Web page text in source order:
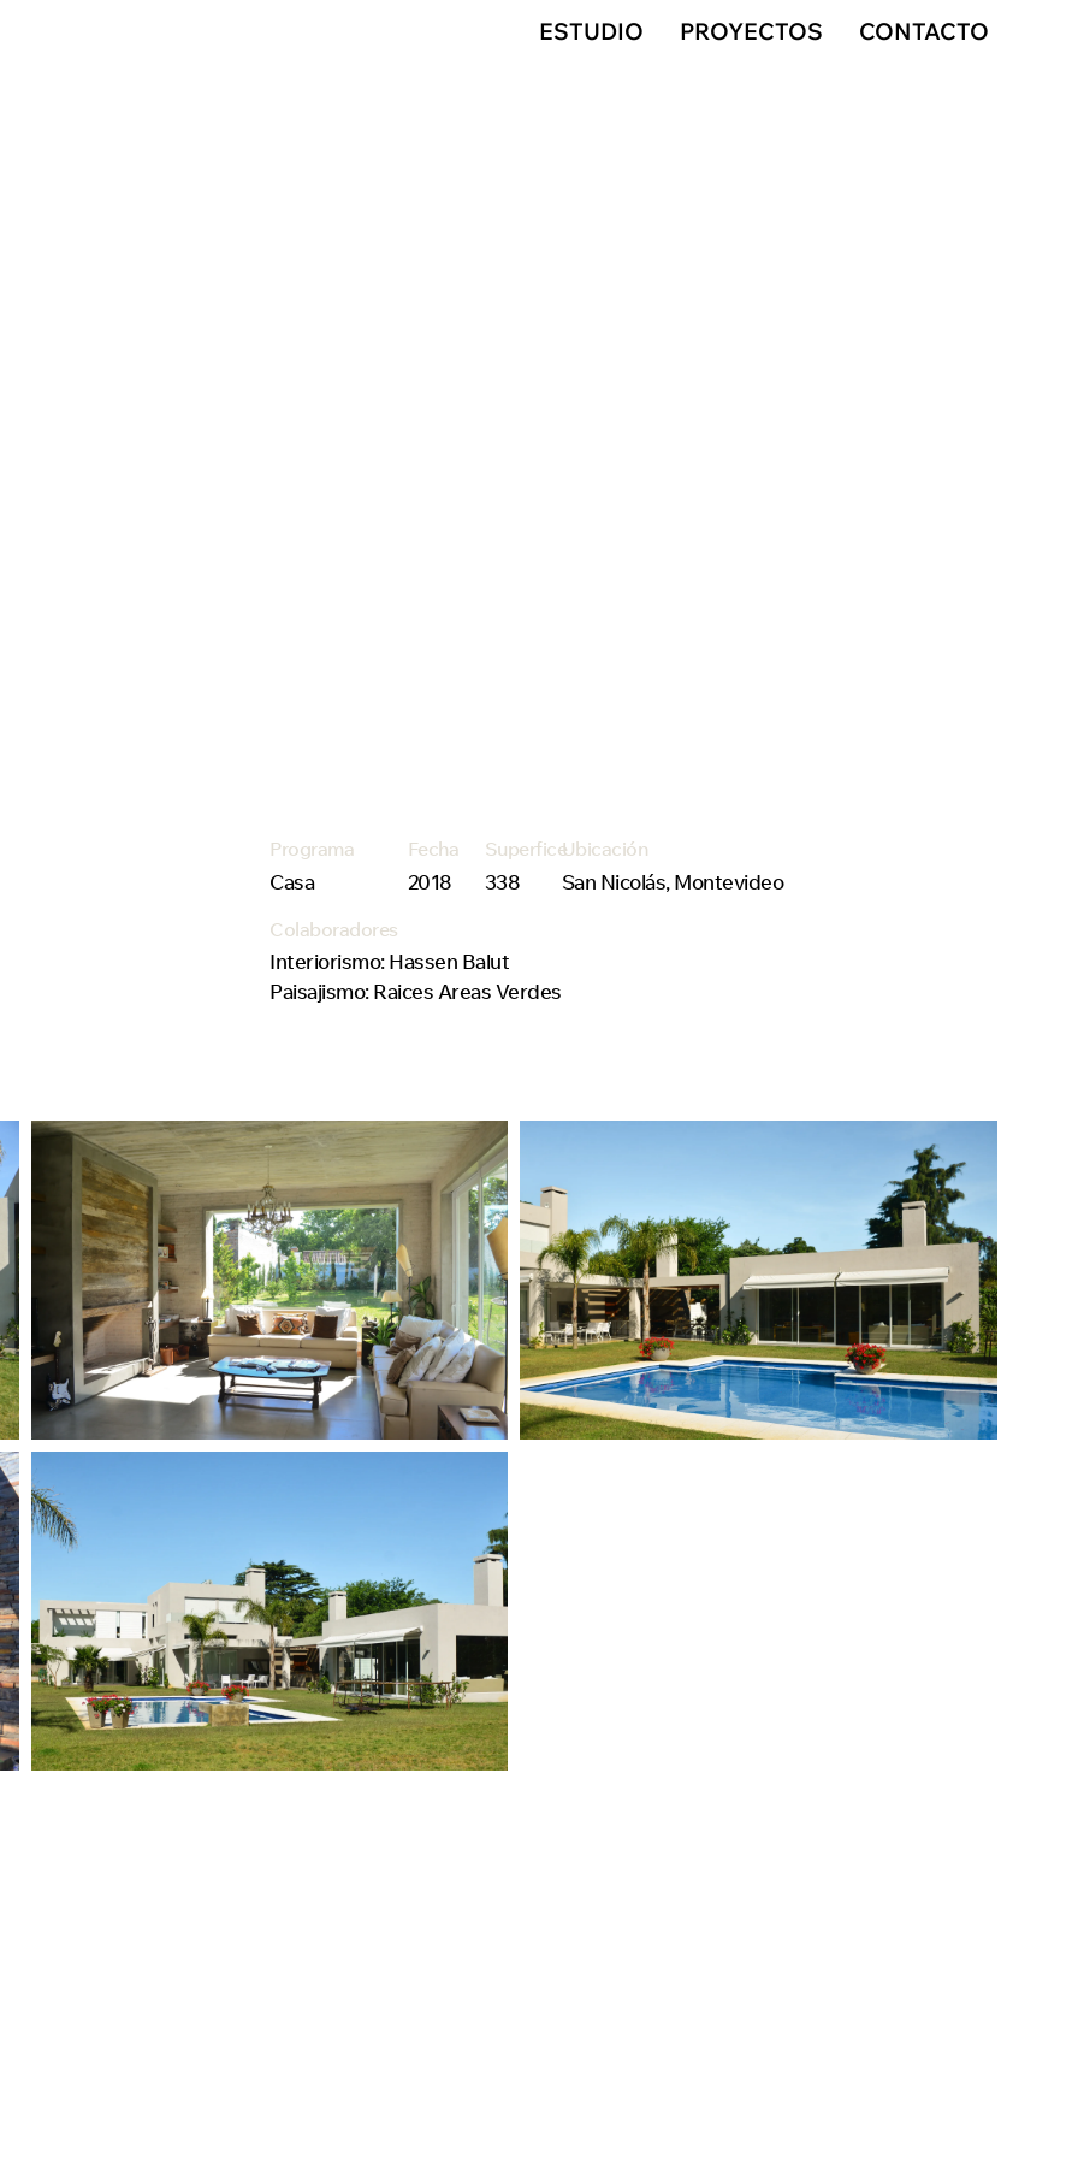
ESTUDIO PROYECTOS CONTACTO
Programa
Casa
Fecha
2018
Superfice
338
Ubicación
San Nicolás, Montevideo
Colaboradores
Interiorismo: Hassen Balut
Paisajismo: Raices Areas Verdes